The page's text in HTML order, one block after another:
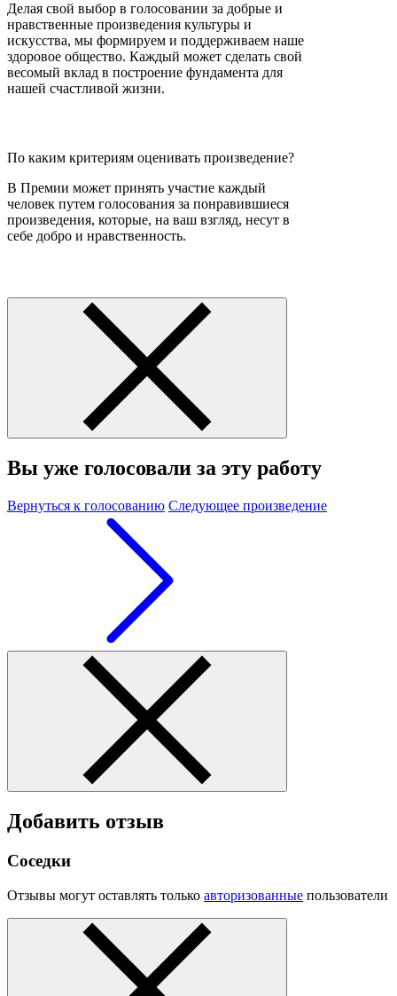
Делая свой выбор в голосовании за добрые и
нравственные произведения культуры и
искусства, мы формируем и поддерживаем наше
здоровое общество. Каждый может сделать свой
весомый вклад в построение фундамента для
нашей счастливой жизни.
По каким критериям оценивать произведение?
В Премии может принять участие каждый
человек путем голосования за понравившиеся
произведения, которые, на ваш взгляд, несут в
себе добро и нравственность.
Вы уже голосовали за эту работу
Вернуться к голосованию Следующее произведение
Добавить отзыв
Соседки
Отзывы могут оставлять только авторизованные пользователи